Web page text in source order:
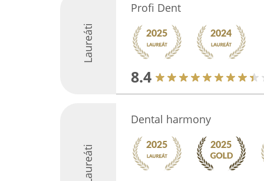
Laureáti
Profi Dent
8.4
Laureáti
Dental harmony